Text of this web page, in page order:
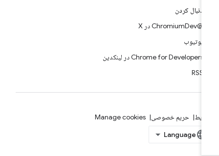
دنبال کردن
یوتیوب
Chrome for Developers در لینکدین
حریم خصوصی Manage cookies